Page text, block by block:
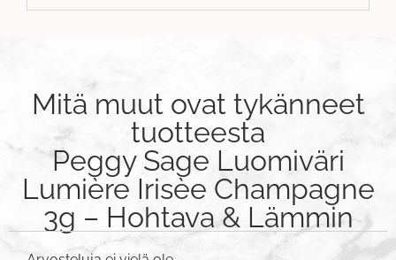
Mitä muut ovat tykänneet
tuotteesta
Peggy Sage Luomiväri
Lumière Irisèe Champagne
3g – Hohtava & Lämmin